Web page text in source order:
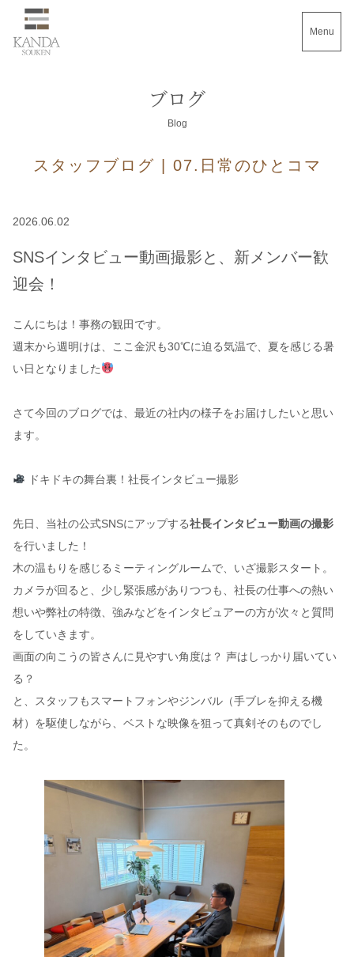
Menu
ブログ
Blog
スタッフブログ | 07.日常のひとコマ
2026.06.02
SNSインタビュー動画撮影と、新メンバー歓
迎会！
こんにちは！事務の観田です。
週末から週明けは、ここ金沢も30℃に迫る気温で、夏を感じる暑
い日となりました
さて今回のブログでは、最近の社内の様子をお届けしたいと思い
ます。
ドキドキの舞台裏！社長インタビュー撮影
先日、当社の公式SNSにアップする社長インタビュー動画の撮影
を行いました！
木の温もりを感じるミーティングルームで、いざ撮影スタート。
カメラが回ると、少し緊張感がありつつも、社長の仕事への熱い
想いや弊社の特徴、強みなどをインタビュアーの方が次々と質問
をしていきます。
画面の向こうの皆さんに見やすい角度は？ 声はしっかり届いてい
る？
と、スタッフもスマートフォンやジンバル（手ブレを抑える機
材）を駆使しながら、ベストな映像を狙って真剣そのものでし
た。